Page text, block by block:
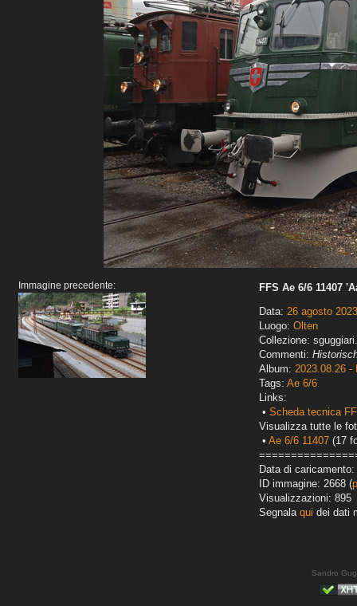
Immagine precedente:
FFS Ae 6/6 11407
Data: 26 agosto 2023
Luogo: Olten
Collezione:
Commenti:
Album: 2023.08.26 -
Tags: Ae 6/6
Links:
• Scheda tecnica
Visualizza tutte le
• Ae 6/6 11407 (17
Data di
ID immagine: 2668 (
Visualizzazioni: 895
Segnala qui dei dati
Sandro